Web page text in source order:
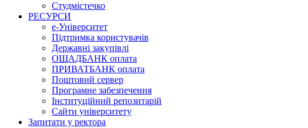
Студмістечко
РЕСУРСИ
е-Університет
Підтримка користувачів
Державні закупівлі
ОЩАДБАНК оплата
ПРИВАТБАНК оплата
Поштовий сервер
Програмне забезпечення
Інституційний репозитарій
Сайти університету
Запитати у ректора